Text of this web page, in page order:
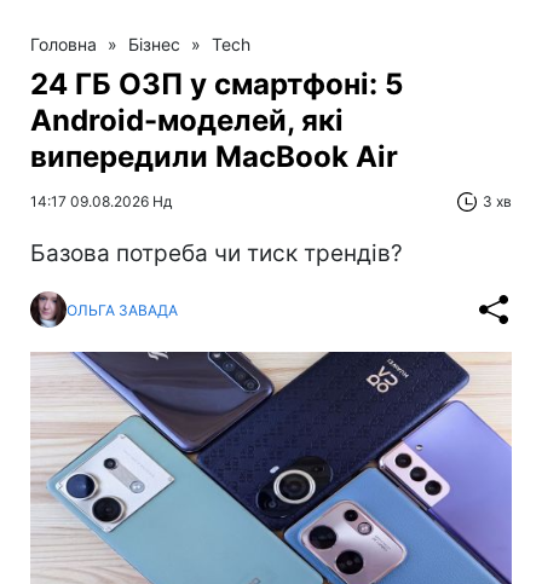
Головна » Бізнес » Tech
24 ГБ ОЗП у смартфоні: 5
Android-моделей, які
випередили MacBook Air
14:17 09.08.2026 Нд 3 хв
Базова потреба чи тиск трендів?
ОЛЬГА ЗАВАДА